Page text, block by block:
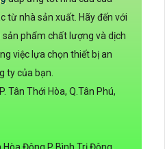
từ nhà sản xuất. Hãy đến với
phẩm chất lượng và dịch
việc lựa chọn thiết bị an
ty của bạn.
Tân Thới Hòa, Q.Tân Phú,